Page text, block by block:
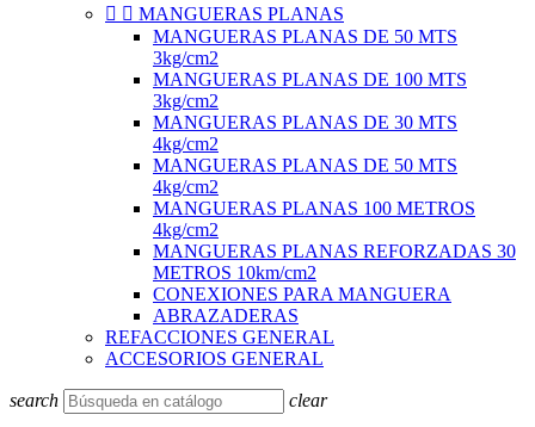
  MANGUERAS PLANAS
MANGUERAS PLANAS DE 50 MTS
3kg/cm2
MANGUERAS PLANAS DE 100 MTS
3kg/cm2
MANGUERAS PLANAS DE 30 MTS
4kg/cm2
MANGUERAS PLANAS DE 50 MTS
4kg/cm2
MANGUERAS PLANAS 100 METROS
4kg/cm2
MANGUERAS PLANAS REFORZADAS 30
METROS 10km/cm2
CONEXIONES PARA MANGUERA
ABRAZADERAS
REFACCIONES GENERAL
ACCESORIOS GENERAL
search clear